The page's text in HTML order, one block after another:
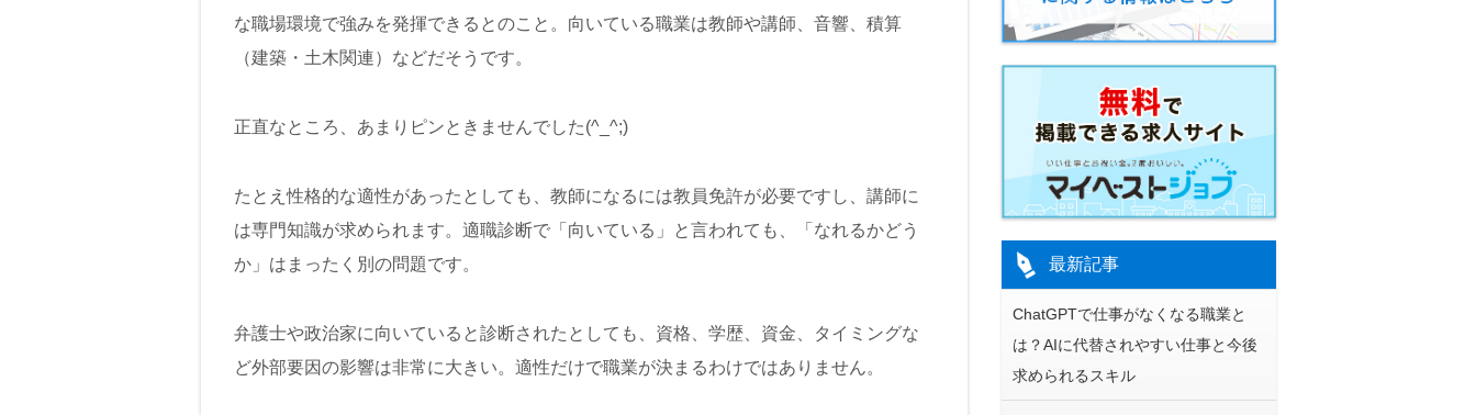
な職場環境で強みを発揮できるとのこと。向いている職業は教師や講師、音響、積算
（建築・土木関連）などだそうです。
正直なところ、あまりピンときませんでした(^_^;)
たとえ性格的な適性があったとしても、教師になるには教員免許が必要ですし、講師に
は専門知識が求められます。適職診断で「向いている」と言われても、「なれるかどう
か」はまったく別の問題です。
弁護士や政治家に向いていると診断されたとしても、資格、学歴、資金、タイミングな
ど外部要因の影響は非常に大きい。適性だけで職業が決まるわけではありません。
最新記事
ChatGPTで仕事がなくなる職業と
は？AIに代替されやすい仕事と今後
求められるスキル